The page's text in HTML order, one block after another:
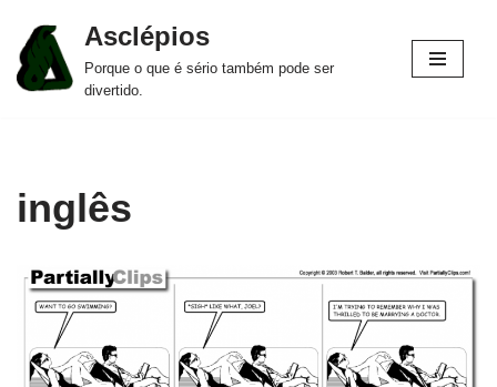
Pular
para
Asclépios
Porque o que é sério também pode ser
divertido.
inglês